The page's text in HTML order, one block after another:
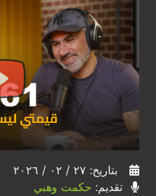
بتاريخ: ٢٧ / ٠٢ / ٢٠٢٦
تقديم: حكمت وهبي